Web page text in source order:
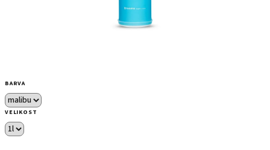
BARVA
VELIKOST